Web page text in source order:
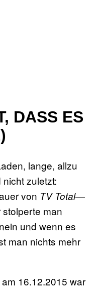
DASS ES
lange, allzu
zuletzt:
von TV Total—
man
und wenn es
man nichts mehr
16.12.2015 war